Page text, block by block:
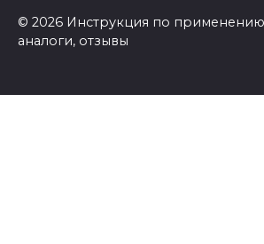
© 2026 Инструкция по применению
аналоги, отзывы